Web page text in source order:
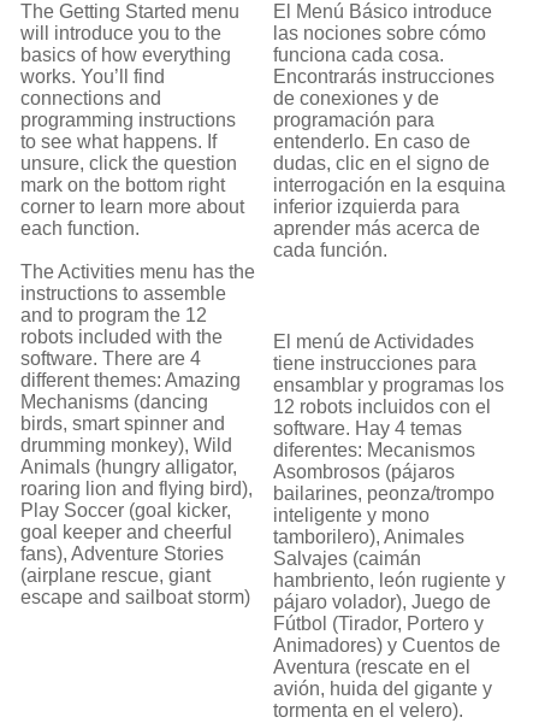
The Getting Started menu
will introduce you to the
basics of how everything
works. You’ll find
connections and
programming instructions
to see what happens. If
unsure, click the question
mark on the bottom right
corner to learn more about
each function.
The Activities menu has the
instructions to assemble
and to program the 12
robots included with the
software. There are 4
different themes: Amazing
Mechanisms (dancing
birds, smart spinner and
drumming monkey), Wild
Animals (hungry alligator,
roaring lion and flying bird),
Play Soccer (goal kicker,
goal keeper and cheerful
fans), Adventure Stories
(airplane rescue, giant
escape and sailboat storm)
El Menú Básico introduce
las nociones sobre cómo
funciona cada cosa.
Encontrarás instrucciones
de conexiones y de
programación para
entenderlo. En caso de
dudas, clic en el signo de
interrogación en la esquina
inferior izquierda para
aprender más acerca de
cada función.
El menú de Actividades
tiene instrucciones para
ensamblar y programas los
12 robots incluidos con el
software. Hay 4 temas
diferentes: Mecanismos
Asombrosos (pájaros
bailarines, peonza/trompo
inteligente y mono
tamborilero), Animales
Salvajes (caimán
hambriento, león rugiente y
pájaro volador), Juego de
Fútbol (Tirador, Portero y
Animadores) y Cuentos de
Aventura (rescate en el
avión, huida del gigante y
tormenta en el velero).